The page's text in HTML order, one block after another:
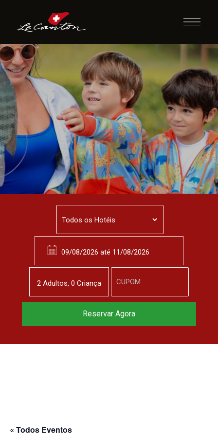
Pescaria
« Todos Eventos
2 Adultos, 0 Criança
Reserve agora, com
Reservar Agora